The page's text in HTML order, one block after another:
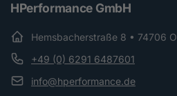
HPerformance GmbH
Hemsbacherstraße 8 • 74706
+49 (0) 6291 6487601
info@hperformance.de